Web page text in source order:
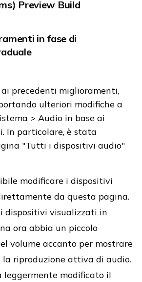
Preview Build
in fase di
ai precedenti miglioramenti,
ulteriori modifiche a
> Audio in base ai
In particolare, è stata
"Tutti i dispositivi audio"
modificare i dispositivi
da questa pagina.
dispositivi visualizzati in
ora abbia un piccolo
volume accanto per mostrare
la riproduzione attiva di audio.
leggermente modificato il